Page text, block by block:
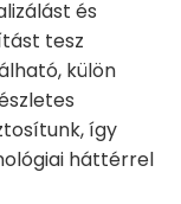
és
tesz
külön
így
háttérrel